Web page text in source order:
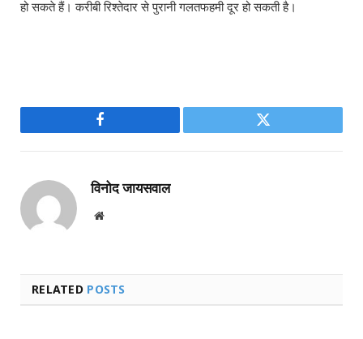
हो सकते हैं। करीबी रिश्तेदार से पुरानी गलतफहमी दूर हो सकती है।
Facebook Twitter
विनोद जायसवाल
Website
RELATED POSTS